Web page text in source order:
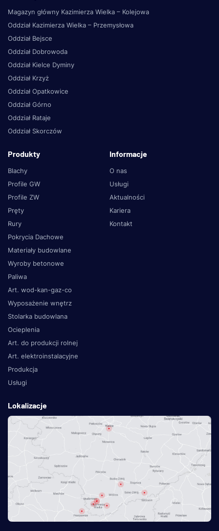
Magazyn główny Kazimierza Wielka – Kolejowa
Oddział Kazimierza Wielka – Przemysłowa
Oddział Bejsce
Oddział Dobrowoda
Oddział Kielce Dyminy
Oddział Krzyż
Oddział Opatkowice
Oddział Górno
Oddział Rataje
Oddział Skorczów
Produkty
Blachy
Profile GW
Profile ZW
Pręty
Rury
Pokrycia Dachowe
Materiały budowlane
Wyroby betonowe
Paliwa
Art. wod-kan-gaz-co
Wyposażenie wnętrz
Stolarka budowlana
Ocieplenia
Art. do produkcji rolnej
Art. elektroinstalacyjne
Produkcja
Usługi
Informacje
O nas
Usługi
Aktualności
Kariera
Kontakt
Lokalizacje